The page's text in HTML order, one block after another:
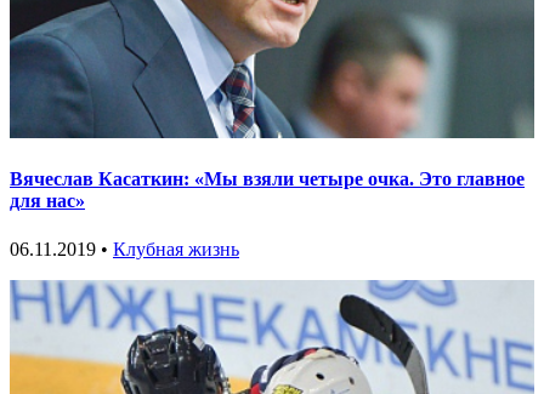
Вячеслав Касаткин: «Мы взяли четыре очка. Это главное
для нас»
06.11.2019 • Клубная жизнь